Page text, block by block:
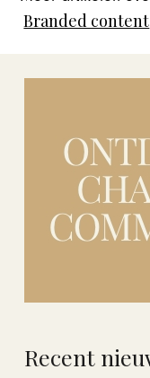
Branded content
Recent